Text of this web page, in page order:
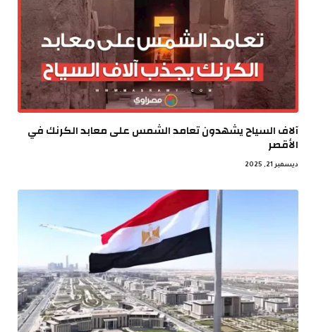
آلاف السياح يشهدون تعامد الشمس على معابد الكرنك في
الأقصر
ديسمبر 21, 2025